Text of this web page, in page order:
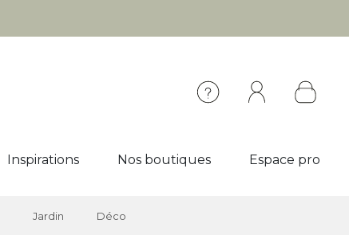
Inspirations Nos boutiques Espace pro
Jardin Déco